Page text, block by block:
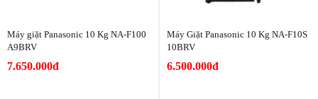
Máy giặt Panasonic 10 Kg NA-F100
A9BRV
7.650.000đ
Máy Giặt Panasonic 10 Kg NA-F10S
10BRV
6.500.000đ